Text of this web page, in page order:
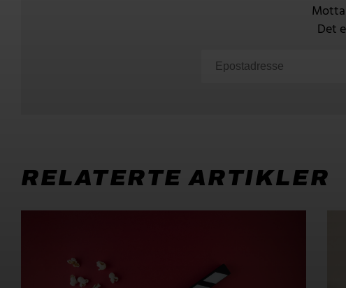
Det
RELATERTE ARTIKLER